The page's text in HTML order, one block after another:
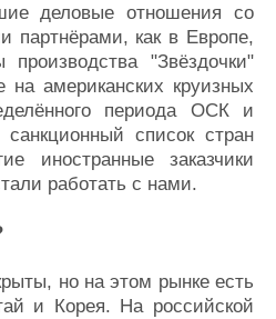
деловые отношения со
партнёрами, как в Европе,
"Звёздочки"
на американских круизных
периода ОСК и
список стран
заказчики
работать с нами.
но на этом рынке есть
и Корея. На российской